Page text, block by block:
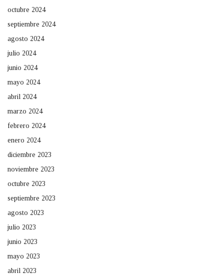
octubre 2024
septiembre 2024
agosto 2024
julio 2024
junio 2024
mayo 2024
abril 2024
marzo 2024
febrero 2024
enero 2024
diciembre 2023
noviembre 2023
octubre 2023
septiembre 2023
agosto 2023
julio 2023
junio 2023
mayo 2023
abril 2023